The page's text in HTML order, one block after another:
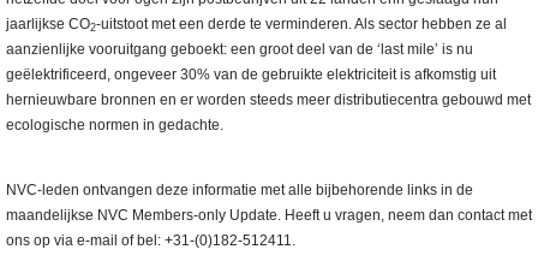
jaarlijkse CO2-uitstoot met een derde te verminderen. Als sector hebben ze al
aanzienlijke vooruitgang geboekt: een groot deel van de ‘last mile’ is nu
geëlektrificeerd, ongeveer 30% van de gebruikte elektriciteit is afkomstig uit
hernieuwbare bronnen en er worden steeds meer distributiecentra gebouwd met
ecologische normen in gedachte.
NVC-leden ontvangen deze informatie met alle bijbehorende links in de
maandelijkse NVC Members-only Update. Heeft u vragen, neem dan contact met
ons op via e-mail of bel: +31-(0)182-512411.